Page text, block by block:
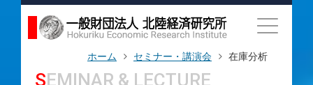
ホーム セミナー・講演会 在庫分析
SEMINAR & LECTURE